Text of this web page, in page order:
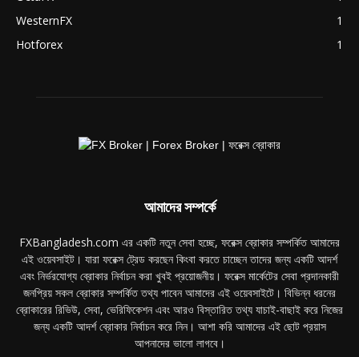
WesternFX
1
Hotforex
1
আমাদের সম্পর্কে
FXBangladesh.com এর একটি নতুন সেবা হচ্ছে, ফরেক্স ব্রোকার সম্পর্কিত আমাদের
এই ওয়েবসাইট। যারা ফরেক্স ট্রেড করছেন কিংবা করতে চাচ্ছেন তাদের জন্য একটি আদর্শ
এবং নির্ভরযোগ্য ব্রোকার নির্বাচন করা খুবই প্রয়োজনীয়। ফরেক্স মার্কেটের সেবা প্রদানকারী
জনপ্রিয় সকল ব্রোকার সম্পর্কিত তথ্য পাবেন আমাদের এই ওয়েবসাইটে। বিভিন্ন ধরনের
ব্রোকারের রিভিউ, সেবা, ভেরিফিকেশন এবং আরও বিস্তারিত তথ্য যাচাই-বাছাই করে নিজের
জন্য একটি আদর্শ ব্রোকার নির্বাচন করে নিন। আশা করি আমাদের এই ছোট প্রয়াস
আপনাদের ভালো লাগবে।